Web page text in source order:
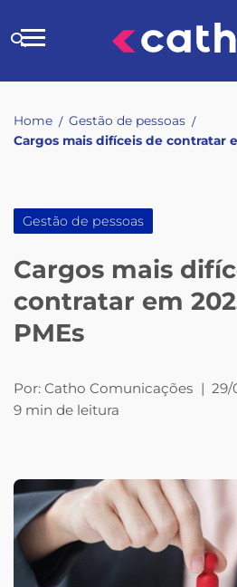
to
Buscar
Home / Gestão de pessoas /
Cargos mais difíceis de contratar
Gestão de pessoas
Cargos mais
contratar em
PMEs
Por: Catho Comunicações | 29/
9 min de leitura